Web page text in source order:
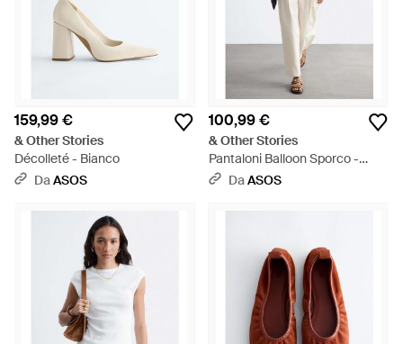
159,99 €
& Other Stories
Décolleté - Bianco
DaASOS
100,99 €
& Other Stories
Pantaloni Balloon Sporco -
Bianco
DaASOS